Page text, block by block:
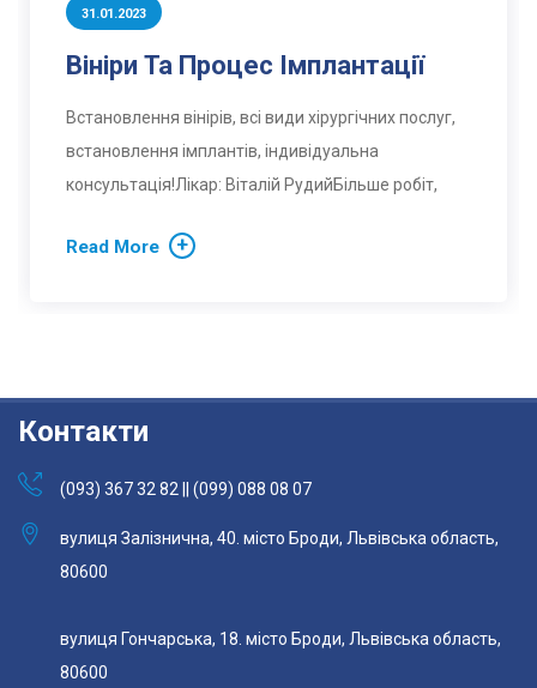
31.01.2023
Вініри Та Процес Імплантації
Встановлення вінірів, всі види хірургічних послуг,
встановлення імплантів, індивідуальна
консультація!Лікар: Віталій РудийБільше робіт,
Read More
Контакти
(093) 367 32 82 || (099) 088 08 07
вулиця Залізнична, 40. місто Броди, Львівська область,
80600
вулиця Гончарська, 18. місто Броди, Львівська область,
80600